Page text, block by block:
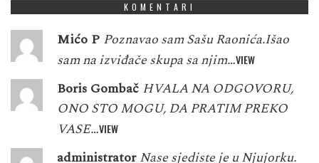
KOMENTARI
Mićo P Poznavao sam Sašu Raonića.Išao
sam na izviđače skupa sa njim…VIEW
Boris Gombač HVALA NA ODGOVORU,
ONO STO MOGU, DA PRATIM PREKO
VASE…VIEW
administrator Nase sjediste je u Njujorku.